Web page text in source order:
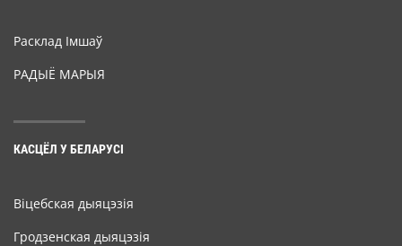
Расклад Імшаў
РАДЫЁ МАРЫЯ
КАСЦЁЛ У БЕЛАРУСІ
Віцебская дыяцэзія
Гродзенская дыяцэзія